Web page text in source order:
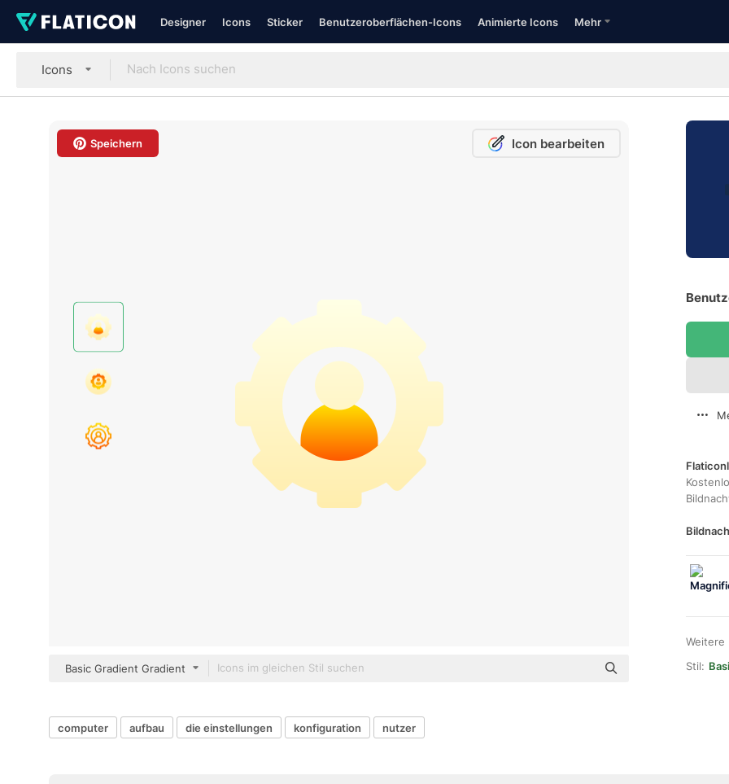
Designer Icons Sticker Benutzeroberflächen-Icons Animierte Icons Mehr
Icons
Speichern Icon bearbeiten
Basic Gradient Gradient
Weitere
Stil:
computer aufbau die einstellungen konfiguration nutzer